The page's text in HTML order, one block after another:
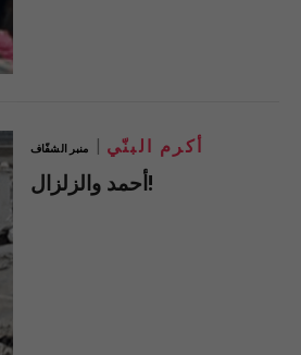
منبر الشفّاف أكرم البنّي
أحمد والزلزال!